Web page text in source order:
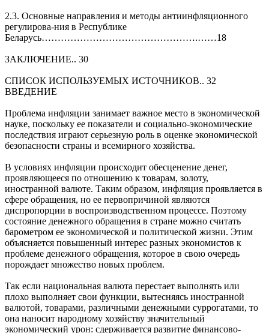
2.3. Основные направления и методы антиинфляционного
регулирова-ния в Республике
Беларусь………………………………………….……18
ЗАКЛЮЧЕНИЕ.. 30
СПИСОК ИСПОЛЬЗУЕМЫХ ИСТОЧНИКОВ.. 32
ВВЕДЕНИЕ
Проблема инфляции занимает важное место в экономической
науке, поскольку ее показатели и социально-экономические
последствия играют серьезную роль в оценке экономической
безопасности страны и всемирного хозяйства.
В условиях инфляции происходит обесценение денег,
проявляющееся по отношению к товарам, золоту,
иностранной валюте. Таким образом, инфляция проявляется в
сфере обращения, но ее первопричиной являются
диспропорции в воспроизводственном процессе. Поэтому
состояние денежного обращения в стране можно считать
барометром ее экономической и политической жизни. Этим
объясняется повышенный интерес разных экономистов к
проблеме денежного обращения, которое в свою очередь
порождает множество новых проблем.
Так если национальная валюта перестает выполнять или
плохо выполняет свои функции, вытесняясь иностранной
валютой, товарами, различными денежными суррогатами, то
она наносит народному хозяйству значительный
экономический урон: сдерживается развитие финансово-